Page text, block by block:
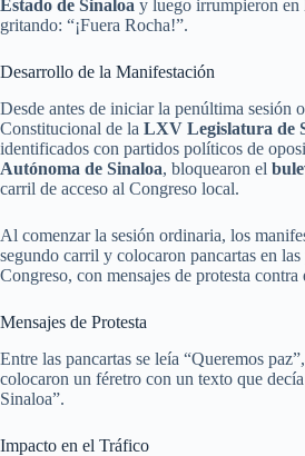
Estado de Sinaloa y luego irrumpieron en
gritando: “¡Fuera Rocha!”.
Desarrollo de la Manifestación
Desde antes de iniciar la penúltima sesión
Constitucional de la LXV Legislatura de
identificados con partidos políticos de
Autónoma de Sinaloa, bloquearon el
carril de acceso al Congreso local.
Al comenzar la sesión ordinaria, los
segundo carril y colocaron pancartas en las
Congreso, con mensajes de protesta contra
Mensajes de Protesta
Entre las pancartas se leía “Queremos
colocaron un féretro con un texto que
Sinaloa”.
Impacto en el Tráfico